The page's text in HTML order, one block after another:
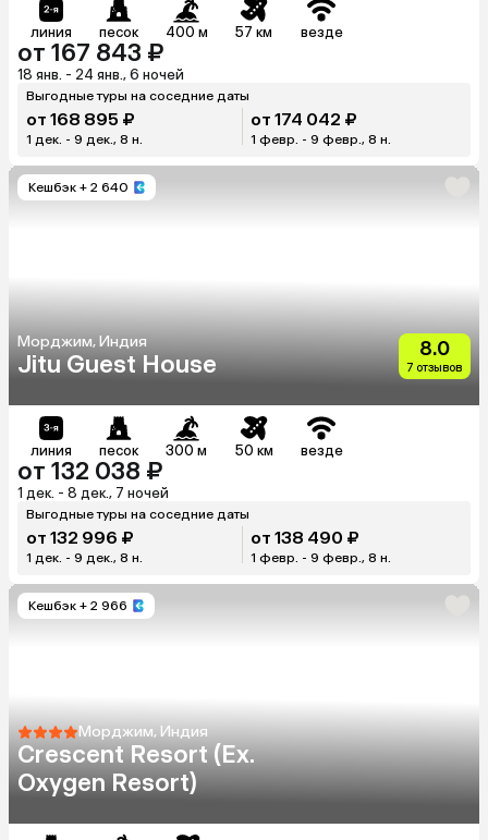
линия песок 400 м 57 км везде
от 167 843 ₽
18 янв. - 24 янв., 6 ночей
Выгодные туры на соседние даты
от 168 895 ₽
1 дек. - 9 дек., 8 н.
от 174 042 ₽
1 февр. - 9 февр., 8 н.
Кешбэк + 2 640
Морджим, Индия
Jitu Guest House
8.0
7 отзывов
линия песок 300 м 50 км везде
от 132 038 ₽
1 дек. - 8 дек., 7 ночей
Выгодные туры на соседние даты
от 132 996 ₽
1 дек. - 9 дек., 8 н.
от 138 490 ₽
1 февр. - 9 февр., 8 н.
Кешбэк + 2 966
Морджим, Индия
Crescent Resort (Ex.
Oxygen Resort)